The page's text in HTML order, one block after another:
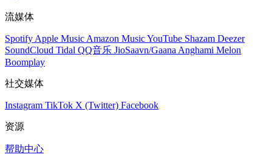
流媒体
Spotify Apple Music Amazon MusicYouTube Shazam Deezer
SoundCloud Tidal QQ音乐 JioSaavn/Gaana Anghami Melon
Boomplay
社交媒体
Instagram TikTok X (Twitter) Facebook
资源
帮助中心